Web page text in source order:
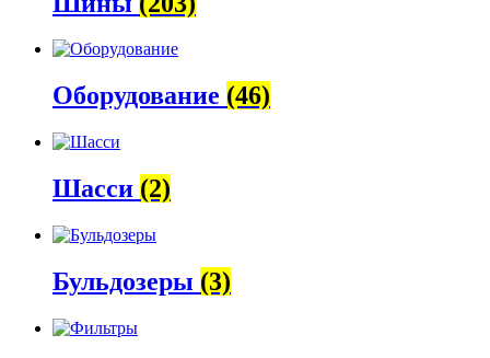
Оборудование (46)
Шасси (2)
Бульдозеры (3)